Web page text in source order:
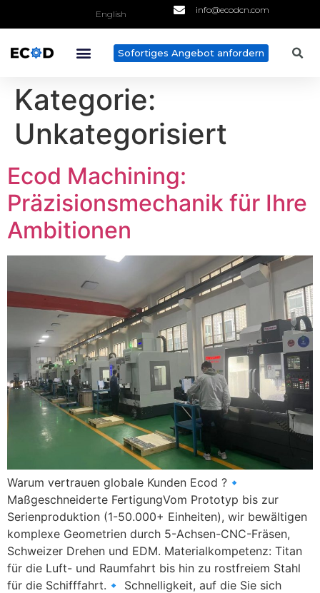
info@ecodcn.com
English
Sofortiges Angebot anfordern
Kategorie:
Unkategorisiert
Ecod Machining:
Präzisionsmechanik für Ihre
Ambitionen
Warum vertrauen globale Kunden Ecod ?🔹
Maßgeschneiderte FertigungVom Prototyp bis zur
Serienproduktion (1-50.000+ Einheiten), wir bewältigen
komplexe Geometrien durch 5-Achsen-CNC-Fräsen,
Schweizer Drehen und EDM. Materialkompetenz: Titan
für die Luft- und Raumfahrt bis hin zu rostfreiem Stahl
für die Schifffahrt.🔹 Schnelligkeit, auf die Sie sich